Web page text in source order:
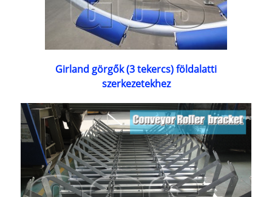
Girland görgők (3 tekercs) földalatti
szerkezetekhez